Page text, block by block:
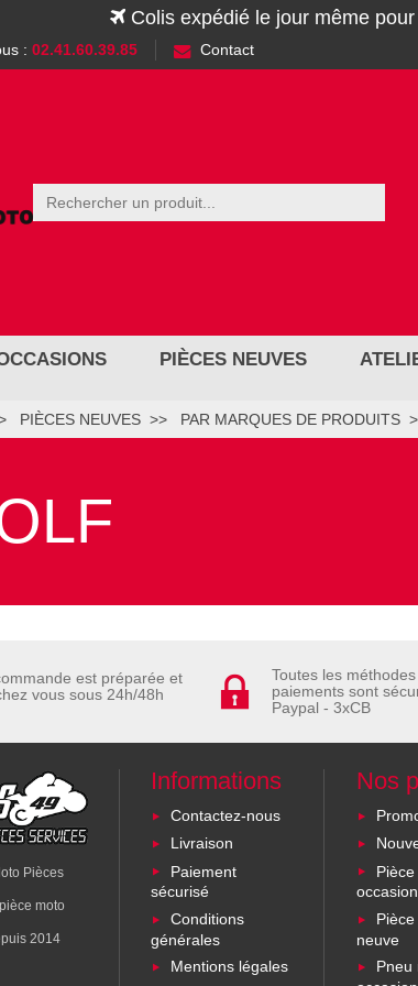
Colis expédié le jour même
: 02.41.60.39.85 Contact
PIÈCES NEUVES
PIÈCES NEUVES PAR MARQUES DE PRODUITS
est préparée et
vous sous 24h/48h
Toutes les
paiements sont
Paypal - 3xCB
Pièces
moto
2014
Informations
Contactez-nous
Livraison
Paiement
sécurisé
Conditions
générales
Mentions légales
Nos
occasion
neuve
Pneu